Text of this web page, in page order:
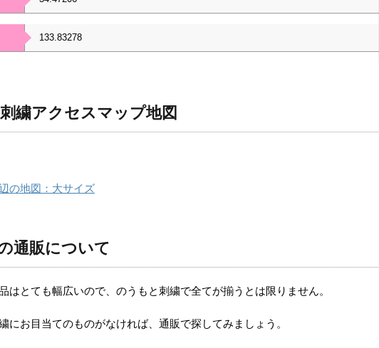
133.83278
繍アクセスマップ地図
の地図：大サイズ
通販について
はとても幅広いので、のうもと刺繍で全てが揃うとは限りません。
にお目当てのものがなければ、通販で探してみましょう。